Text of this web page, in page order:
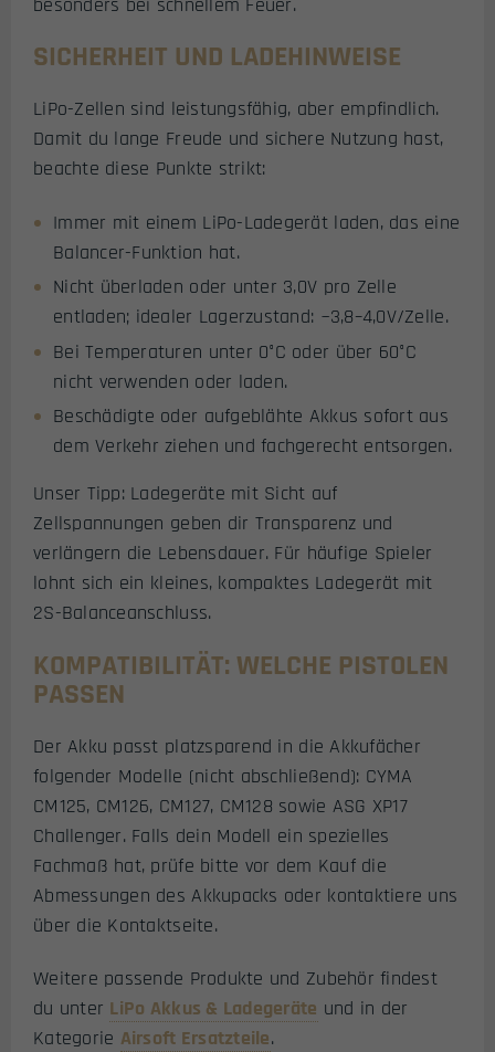
SICHERHEIT UND LADEHINWEISE
LiPo-Zellen sind leistungsfähig, aber empfindlich.
Damit du lange Freude und sichere Nutzung hast,
beachte diese Punkte strikt:
Immer mit einem LiPo-Ladegerät laden, das eine
Balancer-Funktion hat.
Nicht überladen oder unter 3,0V pro Zelle
entladen; idealer Lagerzustand: ~3,8–4,0V/Zelle.
Bei Temperaturen unter 0°C oder über 60°C
nicht verwenden oder laden.
Beschädigte oder aufgeblähte Akkus sofort aus
dem Verkehr ziehen und fachgerecht entsorgen.
Unser Tipp: Ladegeräte mit Sicht auf
Zellspannungen geben dir Transparenz und
verlängern die Lebensdauer. Für häufige Spieler
lohnt sich ein kleines, kompaktes Ladegerät mit
2S-Balanceanschluss.
KOMPATIBILITÄT: WELCHE PISTOLEN
PASSEN
Der Akku passt platzsparend in die Akkufächer
folgender Modelle (nicht abschließend): CYMA
CM125, CM126, CM127, CM128 sowie ASG XP17
Challenger. Falls dein Modell ein spezielles
Fachmaß hat, prüfe bitte vor dem Kauf die
Abmessungen des Akkupacks oder kontaktiere uns
über die Kontaktseite.
Weitere passende Produkte und Zubehör findest
du unter LiPo Akkus & Ladegeräte und in der
Kategorie Airsoft Ersatzteile.